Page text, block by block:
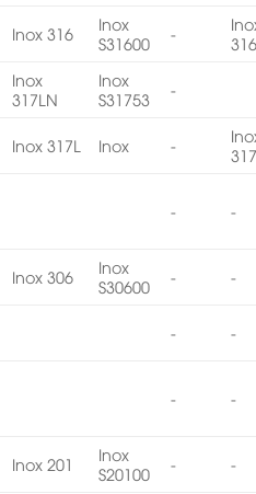
Inox 316
Inox
S31600
-
Inox
317LN
Inox
S31753
-
Inox 317L Inox -
- -
Inox 306
Inox
S30600
- -
- -
- -
Inox 201
Inox
S20100
- -